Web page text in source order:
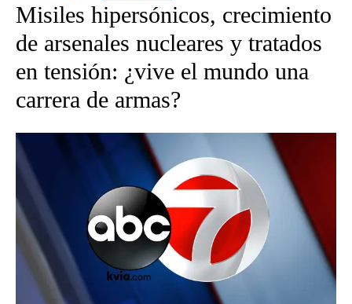
Misiles hipersónicos, crecimiento
de arsenales nucleares y tratados
en tensión: ¿vive el mundo una
carrera de armas?